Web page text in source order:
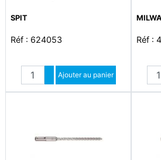
SPIT
Réf : 624053
Quantité
Augmenter quantité
Diminuer quantité
Ajouter au panier
Réf :